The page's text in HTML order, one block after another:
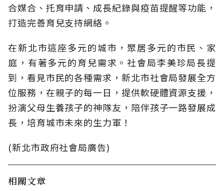
合媒合、托育申請、成長紀錄與疫苗提醒等功能，
打造完善育兒支持網絡。
在新北市這座多元的城市，聚居多元的市民、家
庭，有著多元的育兒需求。社會局李美珍局長提
到，看見市民的各種需求，新北市社會局發展全方
位服務，在親子的每一日，提供軟硬體資源支援，
扮演父母生養孩子的神隊友，陪伴孩子一路發展成
長，培育城市未來的生力軍！
(新北市政府社會局廣告)
相關文章